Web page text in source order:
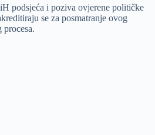
podsjeća i poziva ovjerene političke
se za posmatranje ovog
procesa.